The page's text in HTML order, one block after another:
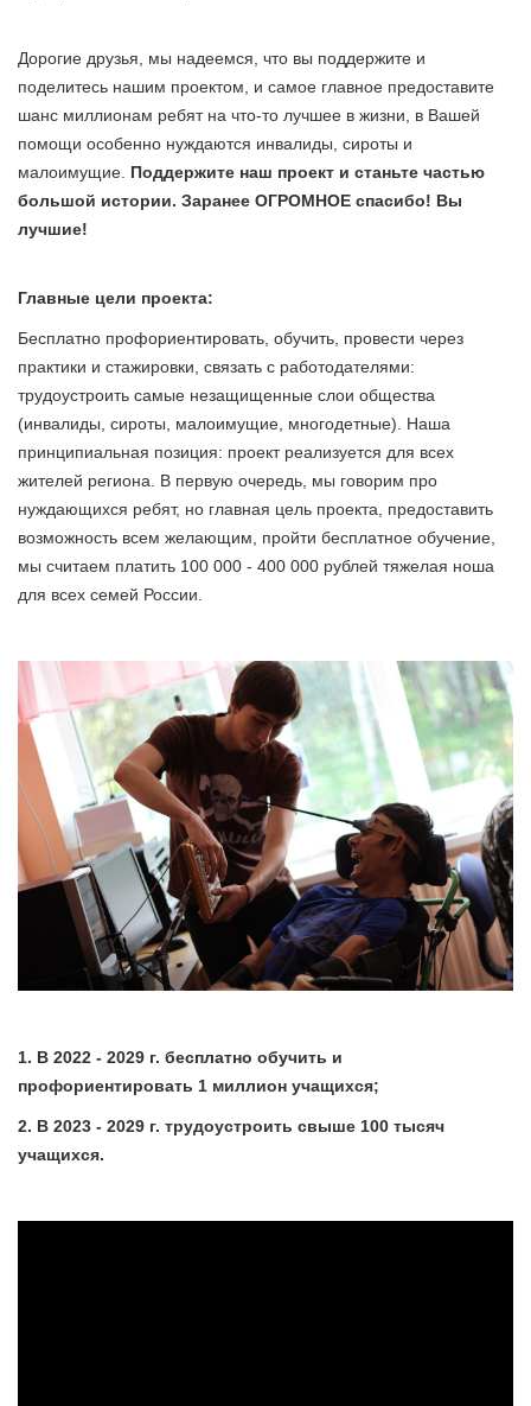
Дорогие друзья, мы надеемся, что вы поддержите и
поделитесь нашим проектом, и самое главное предоставите
шанс миллионам ребят на что-то лучшее в жизни, в Вашей
помощи особенно нуждаются инвалиды, сироты и
малоимущие. Поддержите наш проект и станьте частью
большой истории. Заранее ОГРОМНОЕ спасибо! Вы
лучшие!
Главные цели проекта:
Бесплатно профориентировать, обучить, провести через
практики и стажировки, связать с работодателями:
трудоустроить самые незащищенные слои общества
(инвалиды, сироты, малоимущие, многодетные). Наша
принципиальная позиция: проект реализуется для всех
жителей региона. В первую очередь, мы говорим про
нуждающихся ребят, но главная цель проекта, предоставить
возможность всем желающим, пройти бесплатное обучение,
мы считаем платить 100 000 - 400 000 рублей тяжелая ноша
для всех семей России.
1. В 2022 - 2029 г. бесплатно обучить и
профориентировать 1 миллион учащихся;
2. В 2023 - 2029 г. трудоустроить свыше 100 тысяч
учащихся.